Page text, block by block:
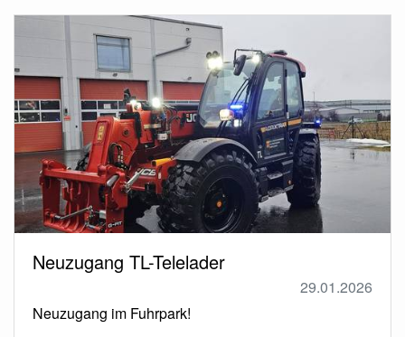
Neuzugang TL-Telelader
29.01.2026
Neuzugang im Fuhrpark!